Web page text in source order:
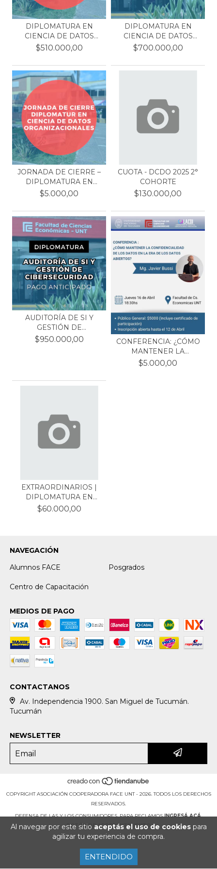
Al navegar por este sitio aceptás el uso de cookiespara
agilizar tu experiencia de compra.
ENTENDIDO
DIPLOMATURA EN
CIENCIA DE DATOS
ORGANIZA...
$510.000,00
DIPLOMATURA EN
CIENCIA DE DATOS
ORGANIZA...
$700.000,00
JORNADA DE CIERRE –
DIPLOMATURA EN
CIENC...
$5.000,00
CUOTA - DCDO 2025 2°
COHORTE
$130.000,00
AUDITORÍA DE SI Y
GESTIÓN DE
CIBERSEGURI...
$950.000,00
CONFERENCIA: ¿CÓMO
MANTENER LA
CONFIDENC...
$5.000,00
EXTRAORDINARIOS |
DIPLOMATURA EN
CIENCIA...
$60.000,00
NAVEGACIÓN
Alumnos FACE
Posgrados
Centro de Capacitación
MEDIOS DE PAGO
CONTACTANOS
Av. Independencia 1900. San Miguel de Tucumán.
Tucumán
NEWSLETTER
COPYRIGHT ASOCIACIÓN COOPERADORA FACE UNT - 2026. TODOS LOS DERECHOS
RESERVADOS.
DEFENSA DE LAS Y LOS CONSUMIDORES. PARA RECLAMOS INGRESÁ ACÁ.
BOTÓN DE ARREPENTIMIENTO